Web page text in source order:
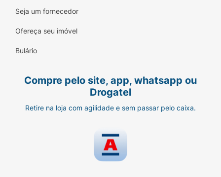
Seja um fornecedor
Ofereça seu imóvel
Bulário
Compre pelo site, app, whatsapp ou
Drogatel
Retire na loja com agilidade e sem passar pelo caixa.